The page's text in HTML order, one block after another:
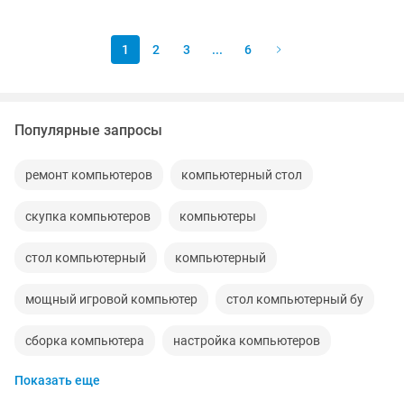
1 2 3 ... 6
Популярные запросы
ремонт компьютеров компьютерный стол
скупка компьютеров компьютеры
стол компьютерный компьютерный
мощный игровой компьютер стол компьютерный бу
сборка компьютера настройка компьютеров
комплект компьютера
Показать еще